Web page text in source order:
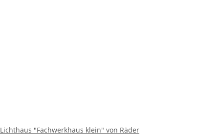
Lichthaus "Fachwerkhaus klein" von Räder